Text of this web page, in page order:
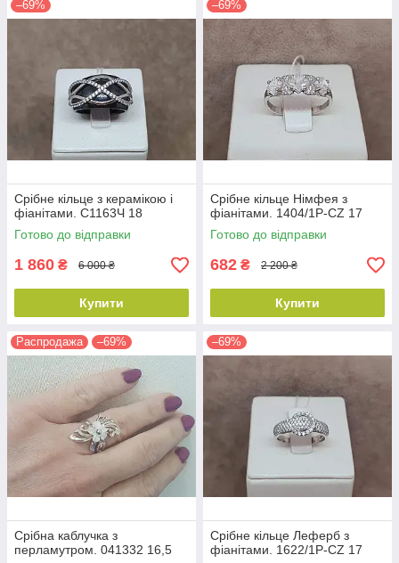
–69%
Срібне кільце з керамікою і
фіанітами. С1163Ч 18
Готово до відправки
1 860 ₴ 6 000 ₴
Купити
–69%
Срібне кільце Німфея з
фіанітами. 1404/1Р-CZ 17
Готово до відправки
682 ₴ 2 200 ₴
Купити
Распродажа –69%
Срібна каблучка з
перламутром. 041332 16,5
–69%
Срібне кільце Леферб з
фіанітами. 1622/1Р-CZ 17